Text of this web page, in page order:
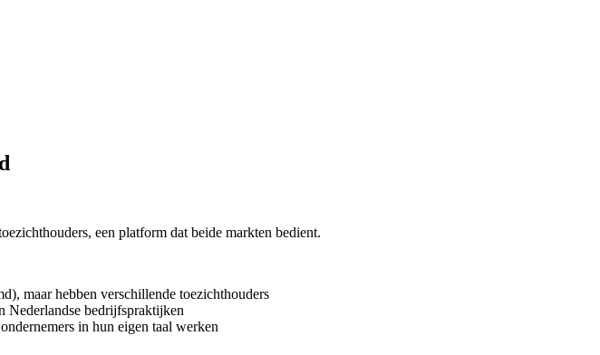
een platform dat beide markten bedient.
maar hebben verschillende toezichthouders
Nederlandse bedrijfspraktijken
in hun eigen taal werken